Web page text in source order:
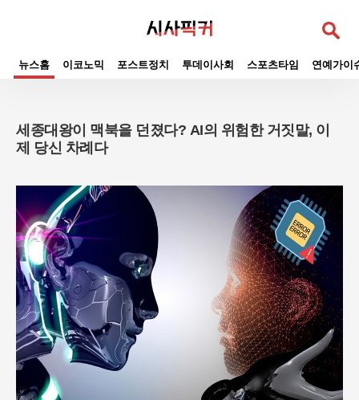
검
뉴스홈 이코노믹 포스트정치 투데이사회 스포츠타임 연예가이
세종대왕이 맥북을 던졌다? AI의 위험한 거짓말, 이
제 당신 차례다